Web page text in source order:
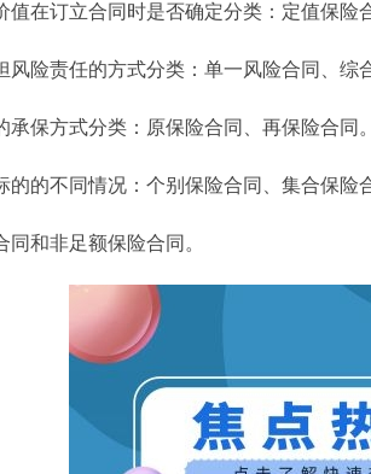
值在订立合同时是否确定分类：定值保险
风险责任的方式分类：单一风险合同、综
承保方式分类：原保险合同、再保险合同。
的的不同情况：个别保险合同、集合保险
同和非足额保险合同。